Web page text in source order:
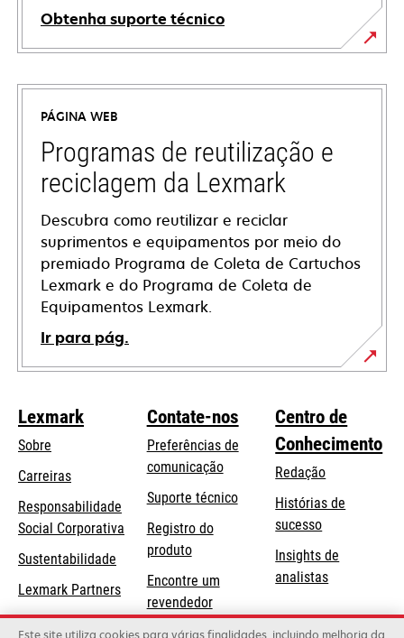
Obtenha suporte técnico
opens
in
new
tab
PÁGINA WEB
Programas de reutilização e
reciclagem da Lexmark
Descubra como reutilizar e reciclar
suprimentos e equipamentos por meio do
premiado Programa de Coleta de Cartuchos
Lexmark e do Programa de Coleta de
Equipamentos Lexmark.
Ir para pág.
Lexmark
Sobre
Carreiras
Responsabilidade
Social Corporativa opens
new
tab
Sustentabilidade
Lexmark Partners
Contate-nos
Preferências de
comunicação
Suporte técnicoopens
Registro do
produto
Encontre um
revendedor
Lista de
Centro de
Conhecimento
Redação
Histórias de
sucesso
Insights de
analistas
Este site utiliza cookies para várias finalidades, incluindo melhoria da